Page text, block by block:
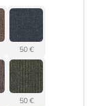
50 €
50 €